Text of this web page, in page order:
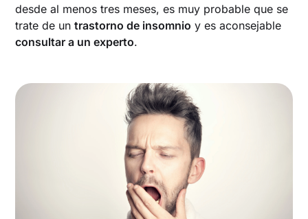
desde al menos tres meses, es muy probable que se
trate de untrastorno de insomnio y es aconsejable
consultar a un experto.